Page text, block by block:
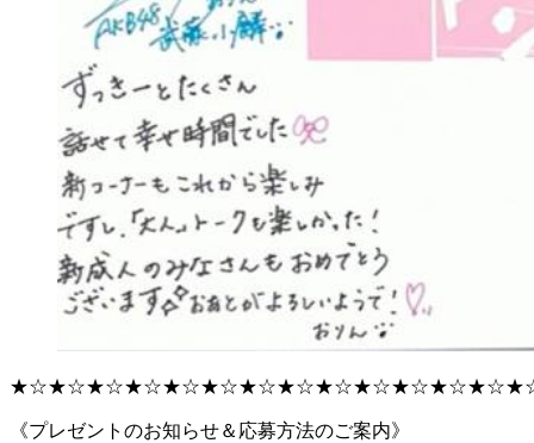
《プレゼントのお知らせ＆応募方法のご案内》